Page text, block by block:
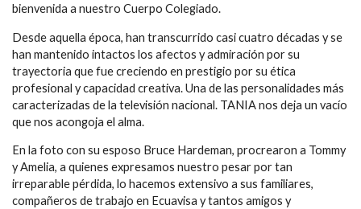
bienvenida a nuestro Cuerpo Colegiado.
Desde aquella época, han transcurrido casi cuatro décadas y se
han mantenido intactos los afectos y admiración por su
trayectoria que fue creciendo en prestigio por su ética
profesional y capacidad creativa. Una de las personalidades más
caracterizadas de la televisión nacional. TANIA nos deja un vacío
que nos acongoja el alma.
En la foto con su esposo Bruce Hardeman, procrearon a Tommy
y Amelia, a quienes expresamos nuestro pesar por tan
irreparable pérdida, lo hacemos extensivo a sus familiares,
compañeros de trabajo en Ecuavisa y tantos amigos y